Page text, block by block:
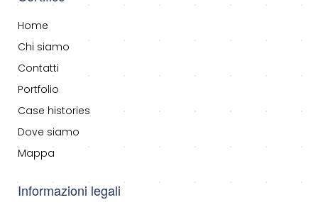
Home
Chi siamo
Contatti
Portfolio
Case histories
Dove siamo
Mappa
Informazioni legali